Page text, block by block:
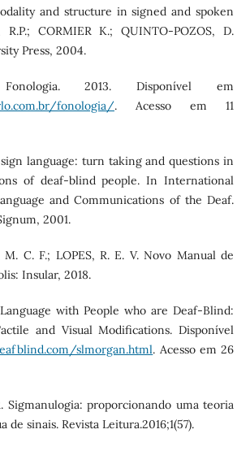
and structure in signed and spoken
R.P.; CORMIER K.; QUINTO-POZOS, D.
Press, 2004.
2013. Disponível em
fonologia/. Acesso em 11
language: turn taking and questions in
of deaf-blind people. In International
and Communications of the Deaf.
2001.
M. C. F.; LOPES, R. E. V. Novo Manual de
Insular, 2018.
with People who are Deaf-Blind:
and Visual Modifications. Disponível
slmorgan.html. Acesso em 26
Sigmanulogia: proporcionando uma teoria
de sinais. Revista Leitura.2016;1(57).